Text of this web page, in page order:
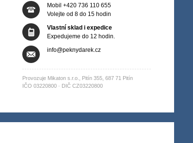
Mobil +420 736 110 655
Volejte od 8 do 15 hodin
Vlastní sklad i expedice
Expedujeme do 12 hodin.
info@peknydarek.cz
Provozuje Mikaton s.r.o., Pitín 355, 687 71 Pitín
IČO 03220800 · DIČ CZ03220800